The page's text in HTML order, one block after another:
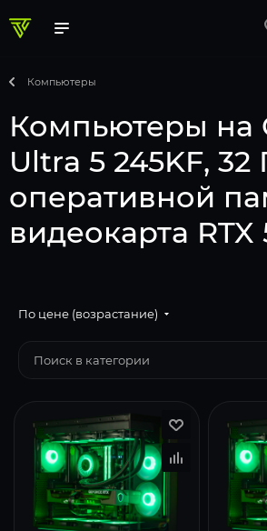
Компьютеры
Компьютеры на
Ultra 5 245KF, 32
оперативной
видеокарта RTX
По цене (возрастание)